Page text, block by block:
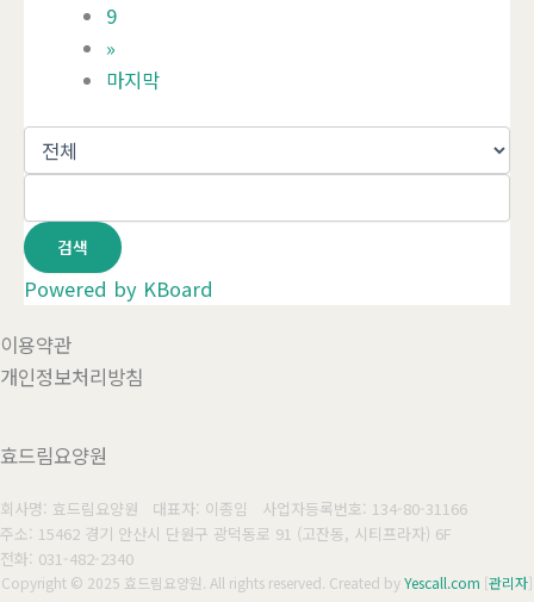
9
»
마지막
검색
Powered by KBoard
이용약관
개인정보처리방침
효드림요양원
회사명: 효드림요양원 대표자: 이종임 사업자등록번호: 134-80-31166
주소: 15462 경기 안산시 단원구 광덕동로 91 (고잔동, 시티프라자) 6F
전화: 031-482-2340
Copyright © 2025 효드림요양원. All rights reserved. Created byYescall.com [관리자]